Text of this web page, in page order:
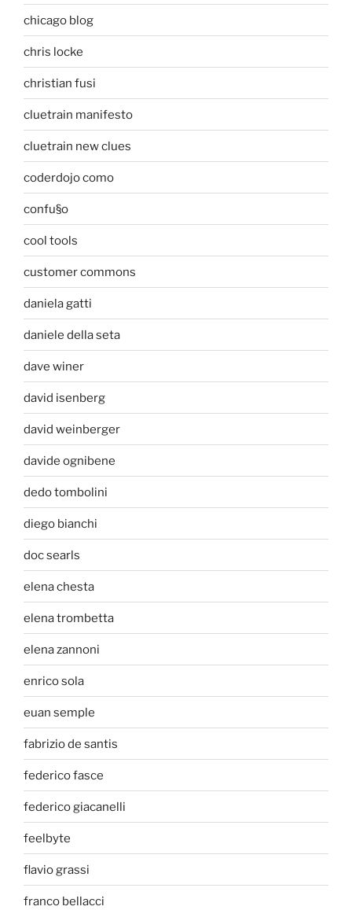
chicago blog
chris locke
christian fusi
cluetrain manifesto
cluetrain new clues
coderdojo como
confu§o
cool tools
customer commons
daniela gatti
daniele della seta
dave winer
david isenberg
david weinberger
davide ognibene
dedo tombolini
diego bianchi
doc searls
elena chesta
elena trombetta
elena zannoni
enrico sola
euan semple
fabrizio de santis
federico fasce
federico giacanelli
feelbyte
flavio grassi
franco bellacci